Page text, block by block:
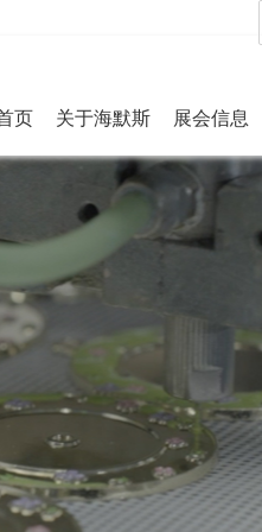
页 关于海默斯 展会信息